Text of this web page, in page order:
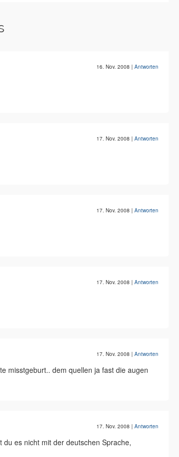
16. Nov. 2008 | Antworten
17. Nov. 2008 | Antworten
17. Nov. 2008 | Antworten
17. Nov. 2008 | Antworten
17. Nov. 2008 | Antworten
misstgeburt.. dem quellen ja fast die augen
17. Nov. 2008 | Antworten
es nicht mit der deutschen Sprache,